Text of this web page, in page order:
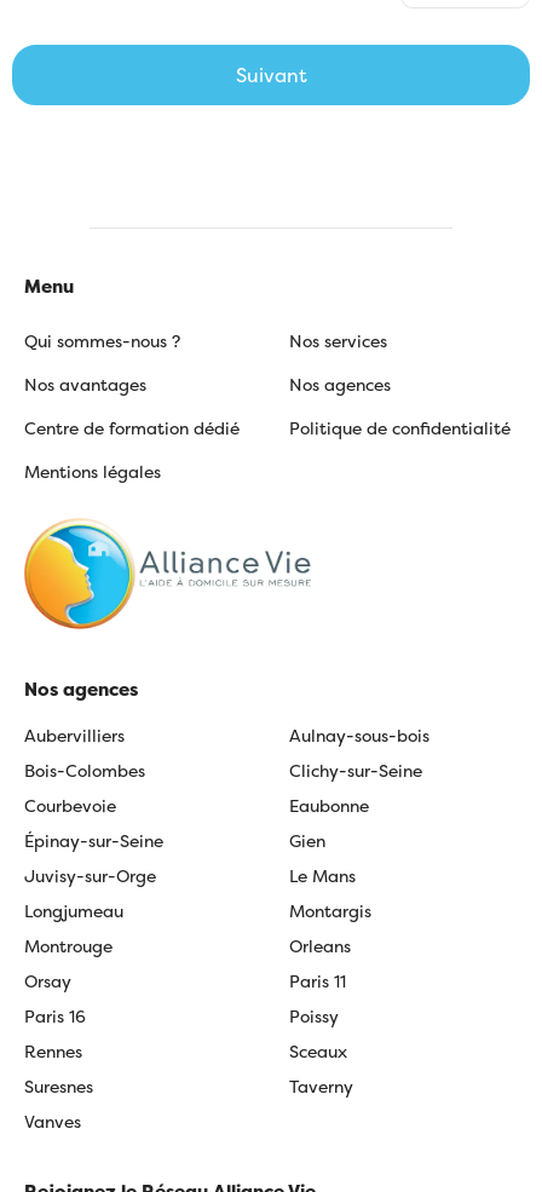
Suivant
Menu
Qui sommes-nous ?
Nos services
Nos avantages
Nos agences
Centre de formation dédié
Politique de confidentialité
Mentions légales
Nos agences
Aubervilliers
Aulnay-sous-bois
Bois-Colombes
Clichy-sur-Seine
Courbevoie
Eaubonne
Épinay-sur-Seine
Gien
Juvisy-sur-Orge
Le Mans
Longjumeau
Montargis
Montrouge
Orleans
Orsay
Paris 11
Paris 16
Poissy
Rennes
Sceaux
Suresnes
Taverny
Vanves